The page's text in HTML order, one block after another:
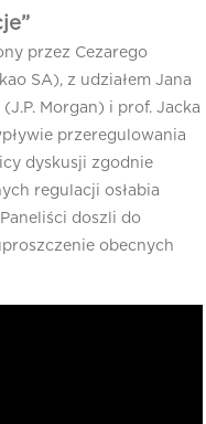
przez Cezarego
SA), z udziałem Jana
Morgan) i prof. Jacka
przeregulowania
dyskusji zgodnie
regulacji osłabia
doszli do
obecnych